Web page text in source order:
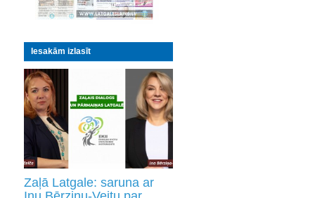
Iesakām izlasīt
Zaļā Latgale: saruna ar